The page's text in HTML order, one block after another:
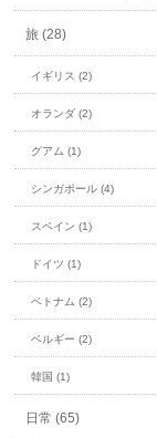
旅 (28)
イギリス (2)
オランダ (2)
グアム (1)
シンガポール (4)
スペイン (1)
ドイツ (1)
ベトナム (2)
ベルギー (2)
韓国 (1)
日常 (65)